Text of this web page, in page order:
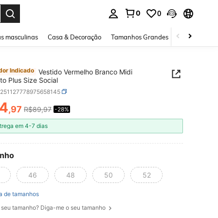
0 0
masculinas Casa & Decoração Tamanhos Grandes Joias e
Indicado Vestido Vermelho Branco Midi
Plus Size Social
AND AVAILABILITY
,97 R$89,97 -28%
em 4-7 dias
46 48 50 52
de tamanhos
seu tamanho? Diga-me o seu tamanho